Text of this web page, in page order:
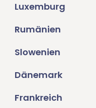
Luxemburg
Rumänien
Slowenien
Dänemark
Frankreich